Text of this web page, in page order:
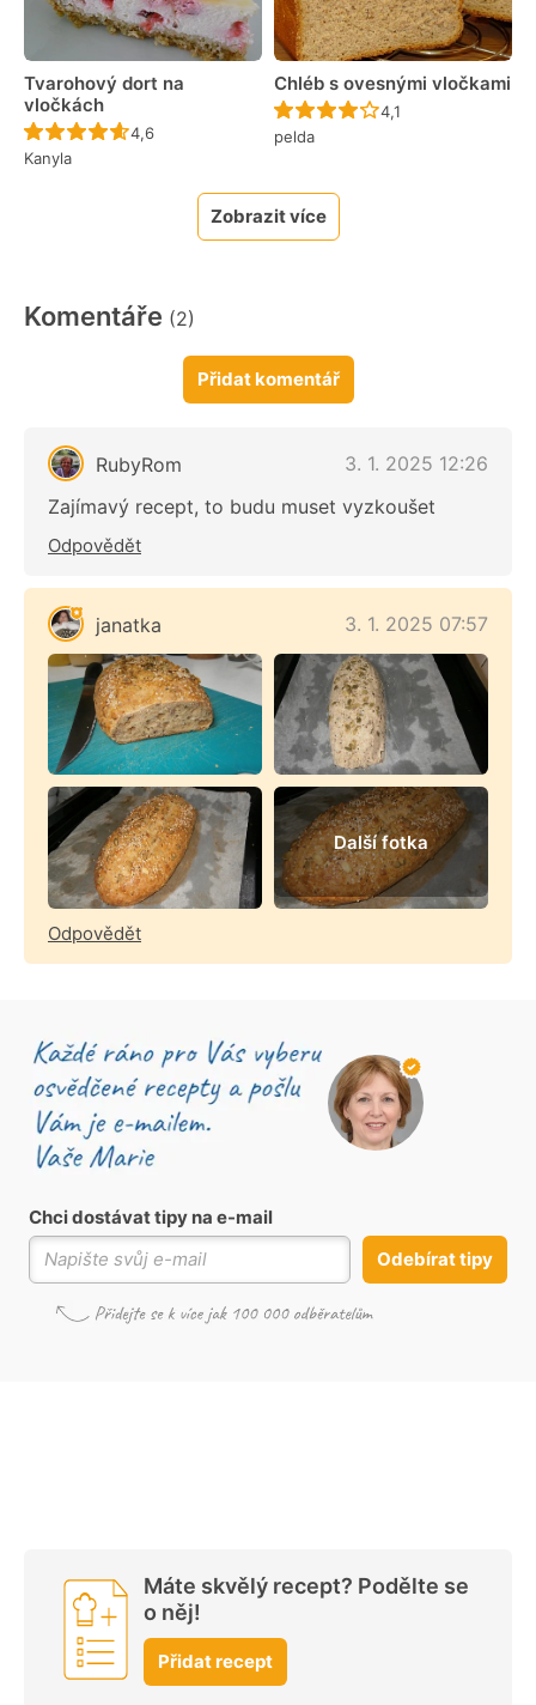
Tvarohový dort na
vločkách
Recept ještě nebyl hodnocen
4,6
Kanyla
Chléb s ovesnými vločkami
Recept ještě nebyl
4,1
pelda
Zobrazit více
Komentáře (2)
Přidat komentář
RubyRom
3. 1. 2025 12:26
Zajímavý recept, to budu muset vyzkoušet
Odpovědět
janatka 3. 1. 2025 07:57
Další fotka
Odpovědět
Chci dostávat tipy na e-mail
Odebírat tipy
Máte skvělý recept? Podělte se
o něj!
Přidat recept